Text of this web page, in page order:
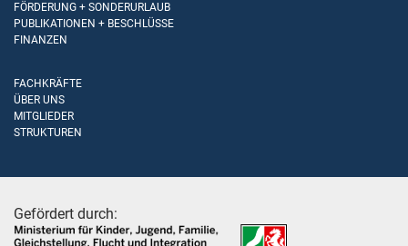
FÖRDERUNG + SONDERURLAUB
PUBLIKATIONEN + BESCHLÜSSE
FINANZEN
FACHKRÄFTE
ÜBER UNS
MITGLIEDER
STRUKTUREN
Gefördert durch: